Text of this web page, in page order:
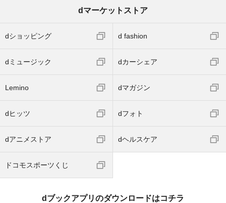
dマーケットストア
dショッピング d fashion
dミュージック dカーシェア
Lemino dマガジン
dヒッツ dフォト
dアニメストア dヘルスケア
ドコモスポーツくじ
dブックアプリのダウンロードはコチラ